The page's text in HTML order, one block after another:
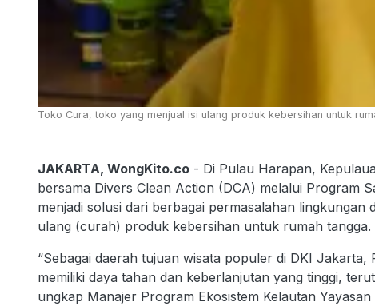
Toko Cura, toko yang menjual isi ulang produk kebersihan untuk
JAKARTA, WongKito.co - Di Pulau Harapan,
bersama Divers Clean Action (DCA) melalui Program
menjadi solusi dari berbagai permasalahan
ulang (curah) produk kebersihan untuk rumah tangga.
“Sebagai daerah tujuan wisata populer di DKI
memiliki daya tahan dan keberlanjutan yang tinggi,
ungkap Manajer Program Ekosistem Kelautan